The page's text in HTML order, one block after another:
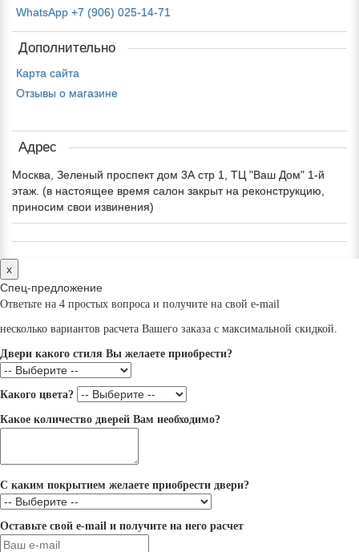
WhatsApp +7 (906) 025-14-71
Дополнительно
Карта сайта
Отзывы о магазине
Адрес
Москва, Зеленый проспект дом 3А стр 1, ТЦ "Ваш Дом" 1-й
этаж. (в настоящее время салон закрыт на реконструкцию,
приносим свои извинения)
x
Спец-предложение
Ответьте на 4 простых вопроса и получите на свой e-mail
несколько вариантов расчета Вашего заказа с максимальной скидкой.
Двери какого стиля Вы желаете приобрести?
Какого цвета?
Какое количество дверей Вам необходимо?
С каким покрытием желаете приобрести двери?
Оставьте свой e-mail и получите на него расчет